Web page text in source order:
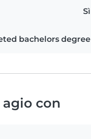
Sì
bachelors degree
con